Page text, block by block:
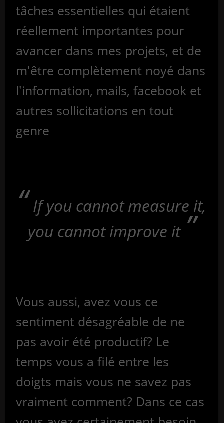
tâches essentielles qui étaient
réellement importantes pour
avancer dans mes projets, et de
m'être complètement noyé dans
l'information, mails, facebook et
autres sollicitations en tout
genre
If you cannot measure it,
you cannot improve it
Vous aussi, avez vous ce
sentiment désagréable de ne
pas avoir été productif? Le
temps vous a filé entre les
doigts mais vous ne savez pas
vraiment comment? Dans ce cas